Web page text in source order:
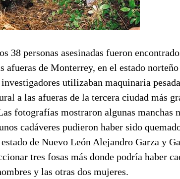
38 personas asesinadas fueron
afueras de Monterrey, en el estado
utilizaban maquinaria
a las afueras de la tercera ciudad más
fotografías mostraron algunas manchas
cadáveres pudieron haber sido
de Nuevo León Alejandro Garza y
tres fosas más donde podría haber
y las otras dos mujeres.